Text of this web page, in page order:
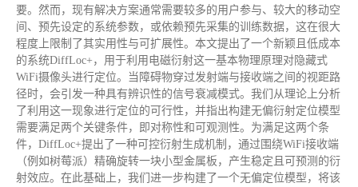
要。然而，现有解决方案通常需要较多的用户参与、较大的移动空
间、预先设定的系统参数，或依赖预先采集的训练数据，这在很大
程度上限制了其实用性与可扩展性。本文提出了一个新颖且低成本
的系统DiffLoc+，用于利用电磁衍射这一基本物理原理对隐藏式
WiFi摄像头进行定位。当障碍物穿过发射端与接收端之间的视距路
径时，会引发一种具有辨识性的信号衰减模式。我们从理论上分析
了利用这一现象进行定位的可行性，并指出构建无偏衍射定位模型
需要满足两个关键条件，即对称性和可观测性。为满足这两个条
件，DiffLoc+提出了一种可控衍射生成机制，通过围绕WiFi接收端
（例如树莓派）精确旋转一块小型金属板，产生稳定且可预测的衍
射效应。在此基础上，我们进一步构建了一个无偏定位模型，将该